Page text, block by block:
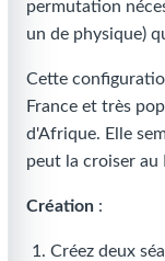
permutation
un de physique)
Cette
France et très
d'Afrique. Elle
peut la croiser au
Création :
Créez deux